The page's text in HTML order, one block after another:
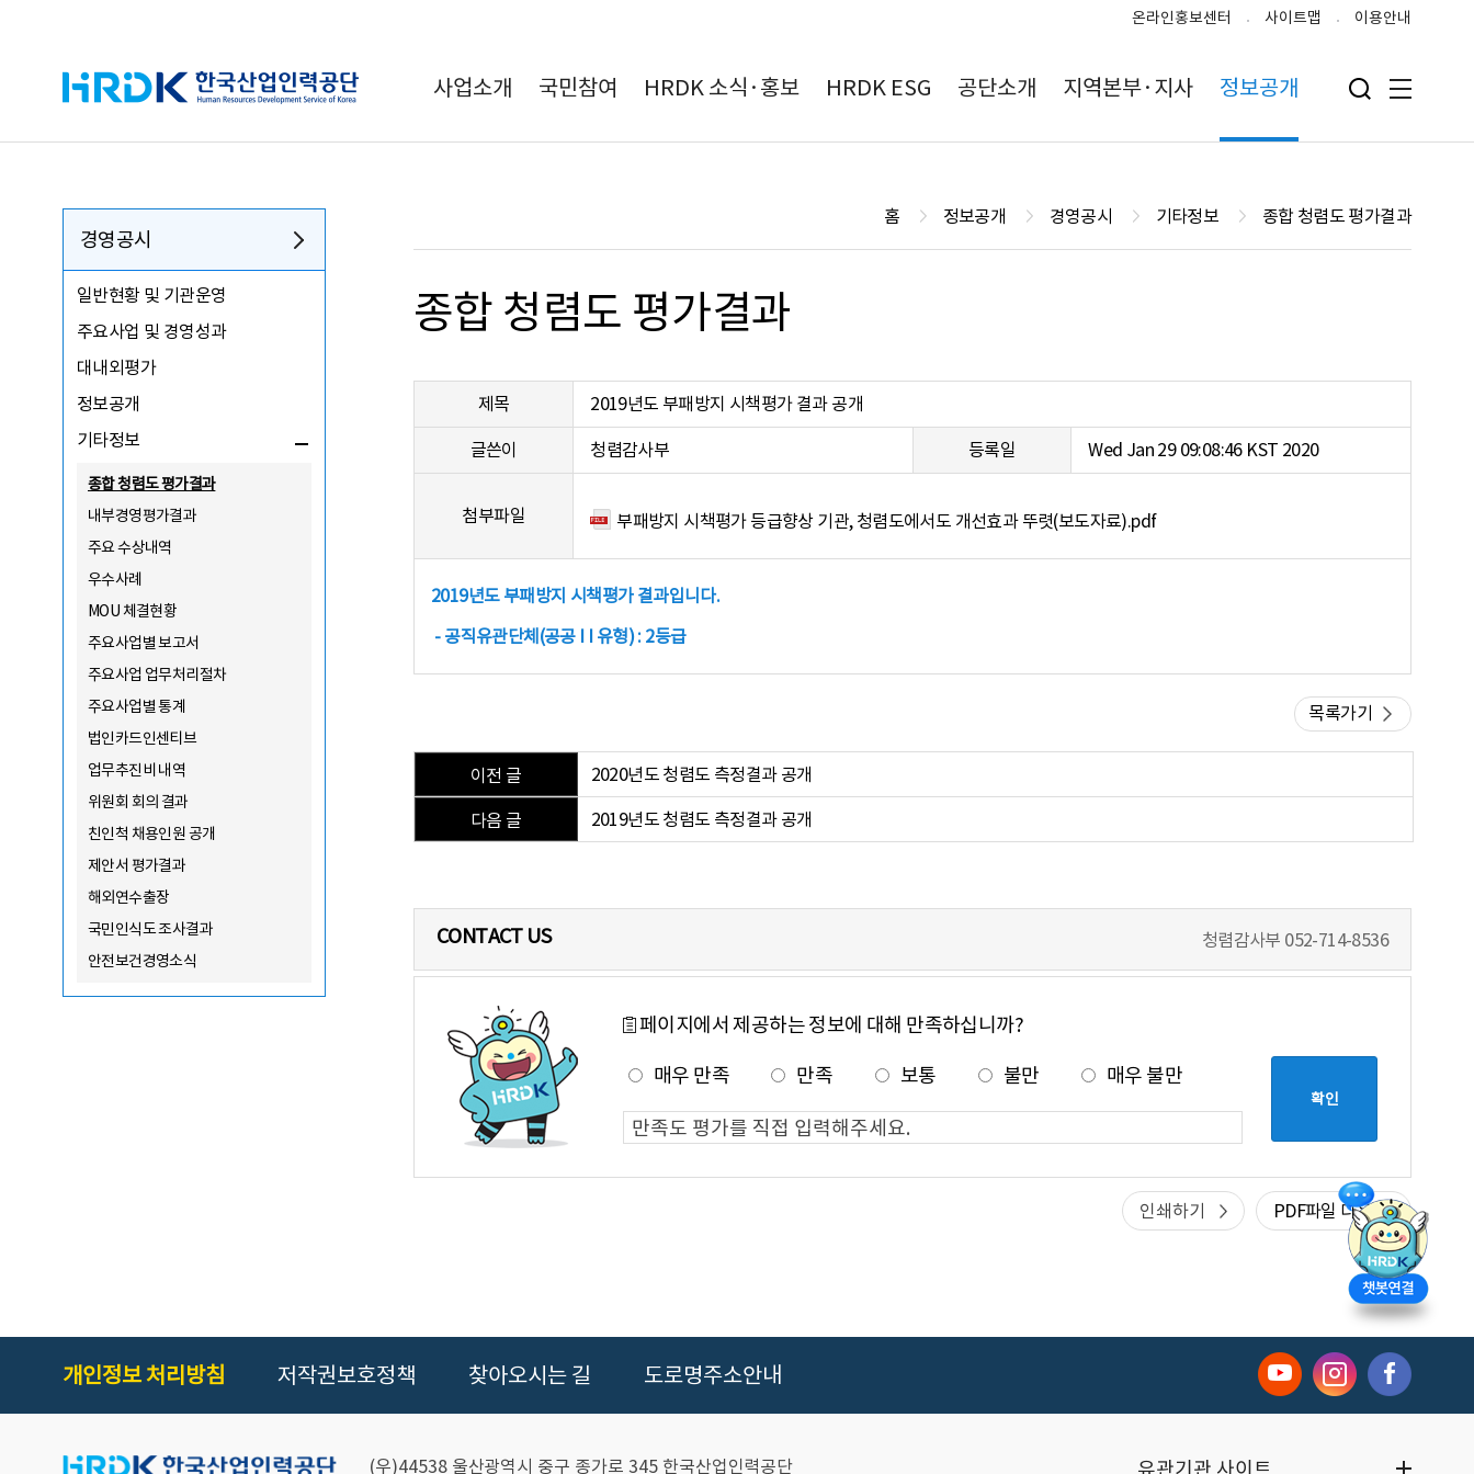
HRDK 한국산업인력공단
온라인홍보센터 사이트맵 이용안내
사업소개 국민참여 HRDK 소식·홍보 HRDK ESG 공단소개 지역본부·지사 정보공개 검색 입력폼 열기
전체메뉴
경영공시
일반현황 및 기관운영
주요사업 및 경영성과
대내외평가
정보공개
기타정보
종합 청렴도 평가결과
내부경영평가결과
주요 수상내역
우수사례
MOU 체결현황
주요사업별 보고서
주요사업 업무처리절차
주요사업별 통계
법인카드인센티브
업무추진비 내역
위원회 회의 결과
친인척 채용인원 공개
제안서 평가결과
해외연수출장
국민인식도 조사결과
안전보건경영소식
홈 정보공개 경영공시 기타정보 종합 청렴도 평가결과
종합 청렴도 평가결과
제목 2019년도 부패방지 시책평가 결과 공개
글쓴이 청렴감사부 등록일 Wed Jan 29 09:08:46 KST 2020
첨부파일 부패방지 시책평가 등급향상 기관, 청렴도에서도 개선효과 뚜렷(보도자료).pdf
2019년도 부패방지 시책평가 결과입니다.
- 공직유관단체(공공 I I 유형) : 2등급
목록가기
이전 글 2020년도 청렴도 측정결과 공개
다음 글 2019년도 청렴도 측정결과 공개
CONTACT US 청렴감사부 052-714-8536
페이지에서 제공하는 정보에 대해 만족하십니까?
매우 만족
만족 보통 불만 매우 불만
PDF파일 다운
인쇄하기
개인정보 처리방침 저작권보호정책 찾아오시는 길 도로명주소안내
(우)44538 울산광역시 중구 종가로 345 한국산업인력공단